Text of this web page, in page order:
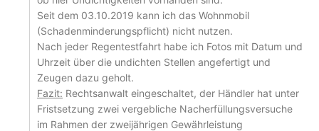
Seit dem 03.10.2019 kann ich das Wohnmobil
(Schadenminderungspflicht) nicht nutzen.
Nach jeder Regentestfahrt habe ich Fotos mit Datum und
Uhrzeit über die undichten Stellen angefertigt und
Zeugen dazu geholt.
Fazit: Rechtsanwalt eingeschaltet, der Händler hat unter
Fristsetzung zwei vergebliche Nacherfüllungsversuche
im Rahmen der zweijährigen Gewährleistung